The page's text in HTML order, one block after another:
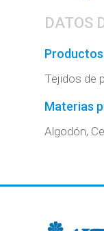
DATOS
Tejidos de
Materias
Algodón,